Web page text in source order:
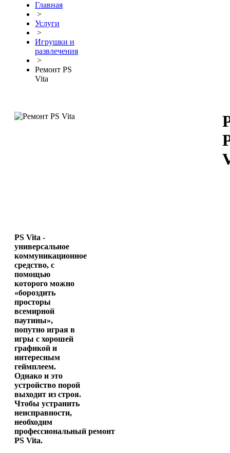
Главная
>
Услуги
>
Игрушки и
развлечения
>
Ремонт PS
Vita
PS Vita -
универсальное
коммуникационное
средство, с
помощью
которого можно
«бороздить
просторы
всемирной
паутины»,
попутно играя в
игры с хорошей
графикой и
интересным
геймплеем.
Однако и это
устройство порой
выходит из строя.
Чтобы устранить
неисправности,
необходим
профессиональный ремонт
PS Vita.